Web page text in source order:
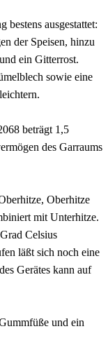
ausgestattet:
der Speisen, hinzu
ein Gitterrost.
sowie eine
beträgt 1,5
des Garraums
Oberhitze
mit Unterhitze.
Celsius
läßt sich noch eine
Gerätes kann auf
und ein